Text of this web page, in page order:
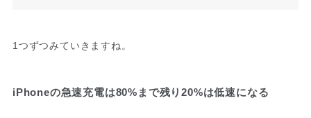
1つずつみていきますね。
iPhoneの急速充電は80%まで残り20%は低速になる